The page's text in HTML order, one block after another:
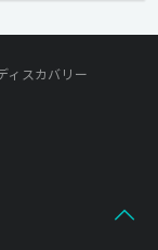
ィスカバリー